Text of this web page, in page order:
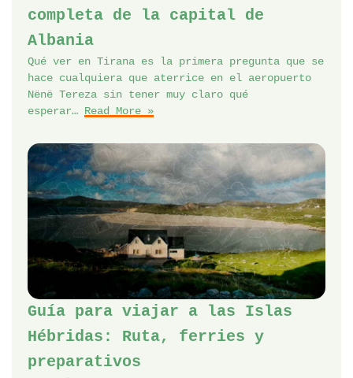
completa de la capital de
Albania
Qué ver en Tirana es la primera pregunta que se
hace cualquiera que aterrice en el aeropuerto
Nënë Tereza sin tener muy claro qué
esperar… Read More »
Guía para viajar a las Islas
Hébridas: Ruta, ferries y
preparativos